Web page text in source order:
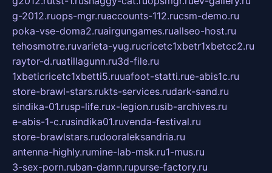
g-2012.ruops-mgr.ruaccounts-112.rucsm-demo.ru
poka-vse-doma2.ruairgungames.ruallseo-host.ru
tehosmotre.ruvarieta-yug.rucricetc1xbetr1xbetcc2.ru
raytor-d.ruatillagunn.ru3d-file.ru
1xbeticricetc1xbetti5.ruuafoot-statti.rue-abis1c.ru
store-brawl-stars.rukts-services.rudark-sand.ru
sindika-01.rusp-life.rux-legion.rusib-archives.ru
e-abis-1-c.rusindika01.ruvenda-festival.ru
store-brawlstars.rudooraleksandria.ru
antenna-highly.rumine-lab-msk.ru1-mus.ru
3-sex-porn.ruban-damn.rupurse-factory.ru